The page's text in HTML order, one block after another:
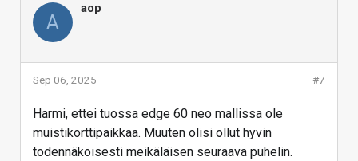
Todella pettynyt Motorolan valikoimaan. Sieltä
on välillä tullut helmiä, mutta nyt on kyllä tullut
pelkkää kakkaa.
A
aop
#7
Sep 06, 2025
Harmi, ettei tuossa edge 60 neo mallissa ole
muistikorttipaikkaa. Muuten olisi ollut hyvin
todennäköisesti meikäläisen seuraava puhelin.